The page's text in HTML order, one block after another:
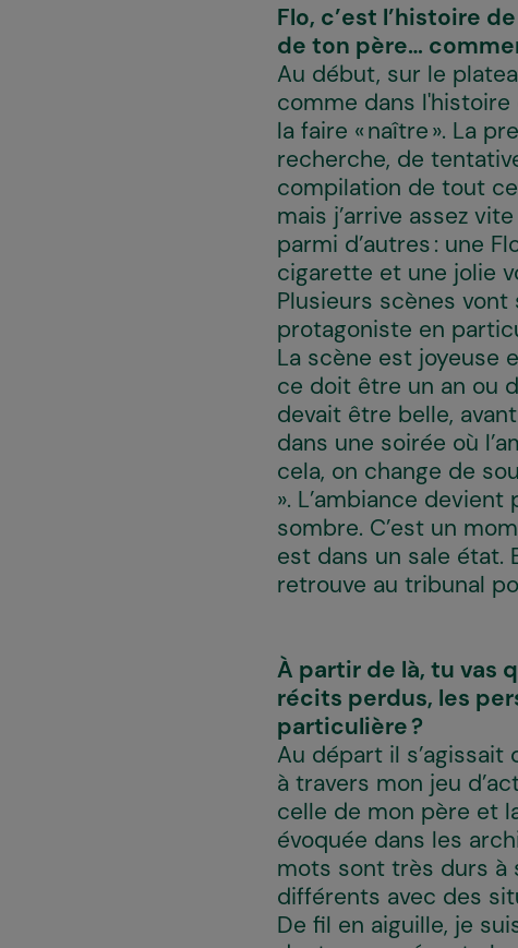
Flo, c’est l’histoire
de ton père…
Au début, sur le
comme dans l'histoire
la faire « naître ». La
recherche, de
compilation de tout
mais j’arrive assez
parmi d’autres : une
cigarette et une jolie
Plusieurs scènes vont
protagoniste en
La scène est joyeuse
ce doit être un an ou
devait être belle,
dans une soirée où
cela, on change de
». L’ambiance
sombre. C’est un
est dans un sale état.
retrouve au tribunal
À partir de là, tu vas
récits perdus, les
particulière ?
Au départ il s’agissait
à travers mon jeu
celle de mon père et
évoquée dans les
mots sont très durs à
différents avec des
De fil en aiguille, je